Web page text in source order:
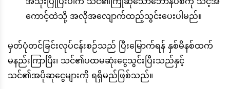
ကောင့်ထဲသို့ အလိုအလျောက်ထည့်သွင်းပေးပါမည်။
မှတ်ပုံတင်ခြင်းလုပ်ငန်းစဉ်သည် ပြီးမြောက်ရန် နှစ်မိနစ်ထက်
မနည်းကြာပြီး၊ သင်၏ပထမဆုံးငွေသွင်းပြီးသည်နှင့်
သင်၏အပိုဆုငွေများကို ရရှိမည်ဖြစ်သည်။